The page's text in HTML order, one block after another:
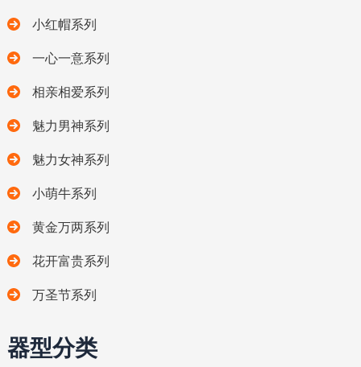
小红帽系列
一心一意系列
相亲相爱系列
魅力男神系列
魅力女神系列
小萌牛系列
黄金万两系列
花开富贵系列
万圣节系列
器型分类